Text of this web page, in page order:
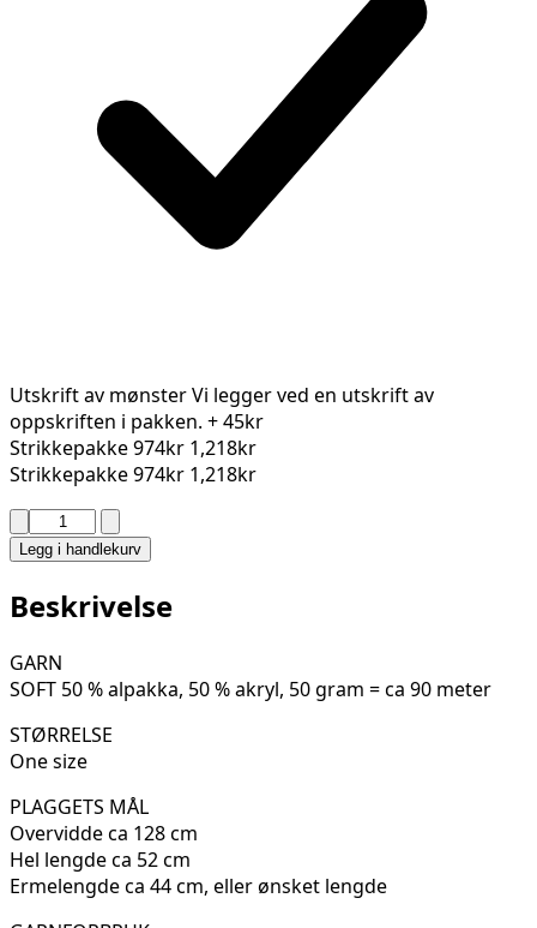
Utskrift av mønsterVi legger ved en utskrift av
oppskriften i pakken. + 45kr
Strikkepakke974kr 1,218kr
Strikkepakke974kr 1,218kr
MOSELLE
JAKKE
320-
20J
antall
Legg i handlekurv
Beskrivelse
GARN
SOFT 50 % alpakka, 50 % akryl, 50 gram = ca 90 meter
STØRRELSE
One size
PLAGGETS MÅL
Overvidde ca 128 cm
Hel lengde ca 52 cm
Ermelengde ca 44 cm, eller ønsket lengde